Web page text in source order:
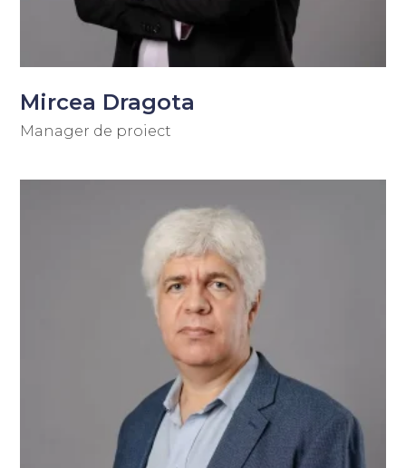
Mircea Dragota
Manager de proiect